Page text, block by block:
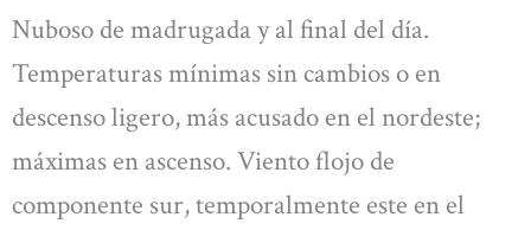
Nuboso de madrugada y al final del día.
Temperaturas mínimas sin cambios o en
descenso ligero, más acusado en el nordeste;
máximas en ascenso. Viento flojo de
componente sur, temporalmente este en el